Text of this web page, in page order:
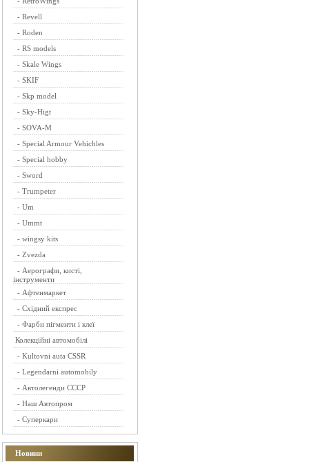
- Revell
- Roden
- RS models
- Skale Wings
- SKIF
- Skp model
- Sky-Higt
- SOVA-M
- Special Armour Vehichles
- Special hobby
- Sword
- Trumpeter
- Um
- Ummt
- wingsy kits
- Zvezda
- Аерографи, кисті,
інструменти
- Афтенмаркет
- Східний експрес
- Фарби пігменти і клеї
Колекційні автомобілі
- Kultovni auta CSSR
- Legendarni automobily
- Автолегенди СССР
- Наш Автопром
- Суперкари
Новини